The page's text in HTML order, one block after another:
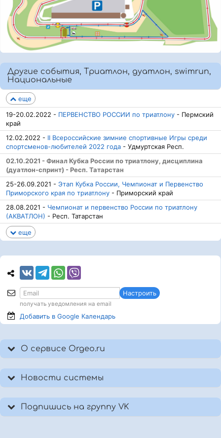
Другие события, Триатлон, дуатлон, swimrun,
Национальные
еще
19-20.02.2022 - ПЕРВЕНСТВО РОССИИ по триатлону - Пермский
край
12.02.2022 - II Всероссийские зимние спортивные Игры среди
спортсменов-любителей 2022 года - Удмуртская Респ.
02.10.2021 - Финал Кубка России по триатлону, дисциплина
(дуатлон-спринт) - Респ. Татарстан
25-26.09.2021 - Этап Кубка России, Чемпионат и Первенство
Приморского края по триатлону - Приморский край
28.08.2021 - Чемпионат и первенство России по триатлону
(АКВАТЛОН) - Респ. Татарстан
еще
Настроить
получать уведомления на email
Добавить в Google Календарь
О сервисе Orgeo.ru
Новости системы
Подпишись на группу VK